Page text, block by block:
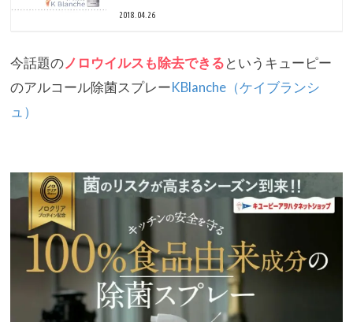
2018.04.26
今話題のノロウイルスも除去できるというキューピー
のアルコール除菌スプレーKBlanche（ケイブランシ
ュ）